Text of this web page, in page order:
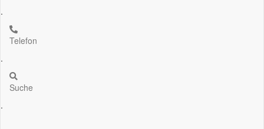
.
Telefon
.
Suche
.